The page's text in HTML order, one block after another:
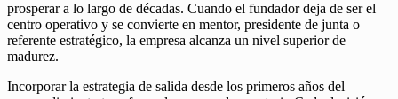
prosperar a lo largo de décadas. Cuando el fundador deja de ser el
centro operativo y se convierte en mentor, presidente de junta o
referente estratégico, la empresa alcanza un nivel superior de
madurez.
Incorporar la estrategia de salida desde los primeros años del